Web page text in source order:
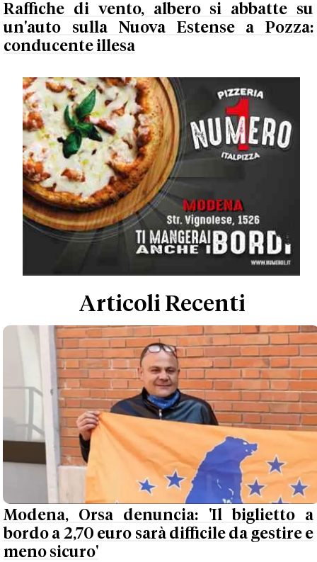
Raffiche di vento, albero si abbatte su
un'auto sulla Nuova Estense a Pozza:
conducente illesa
Articoli Recenti
Modena, Orsa denuncia: 'Il biglietto a
bordo a 2,70 euro sarà difficile da gestire e
meno sicuro'